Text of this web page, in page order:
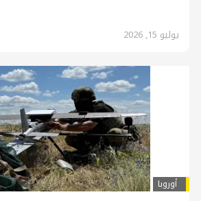
يوليو 15, 2026
أوروبا